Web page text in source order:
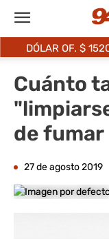
DÓLAR OF. $
Cuánto
de fumar
27 de agosto 2019